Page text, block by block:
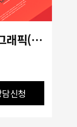
[방학특강 / 개강확정!!] 디지털그래픽(포토샵,일러스트)+GTQ,GTQi
신청